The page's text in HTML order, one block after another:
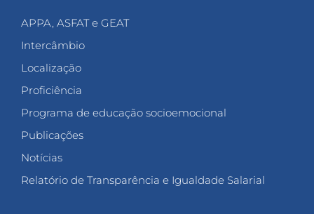
APPA, ASFAT e GEAT
Intercâmbio
Localização
Proficiência
Programa de educação socioemocional
Publicações
Notícias
Relatório de Transparência e Igualdade Salarial